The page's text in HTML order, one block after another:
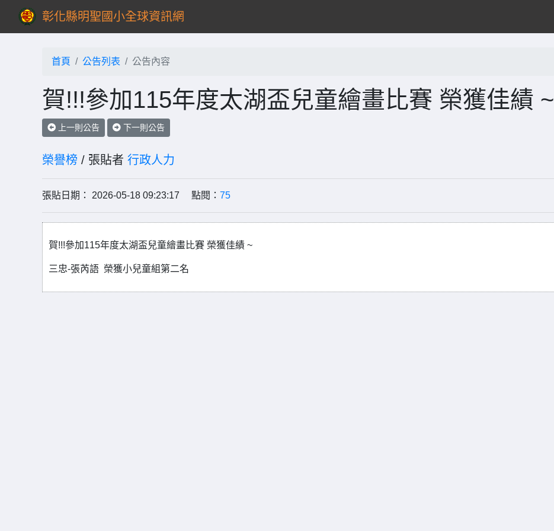
彰化縣明聖國小全球資訊網
首頁 公告列表 公告內容
賀!!!參加115年度太湖盃兒童繪畫比賽 榮獲佳績 ~
上一則公告 下一則公告
榮譽榜 / 張貼者 行政人力
張貼日期： 2026-05-18 09:23:17 點閱： 75
賀!!!參加115年度太湖盃兒童繪畫比賽 榮獲佳績 ~
三忠-張芮語 榮獲小兒童組第二名